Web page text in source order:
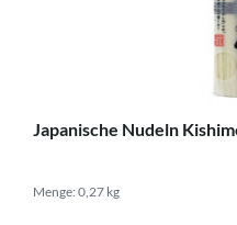
Japanische Nudeln
Menge: 0,27 kg